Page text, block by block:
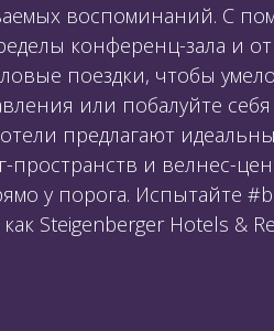
воспоминаний. С
конференц-зала и
поездки, чтобы
или побалуйте
предлагают
пространств и велнес-
у порога. Испытайте
Steigenberger Hotels &